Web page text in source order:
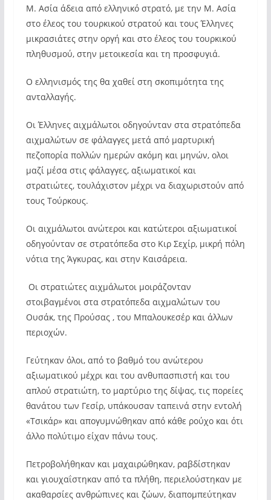
Μ. Ασία άδεια από ελληνικό στρατό, με την Μ. Ασία
στο έλεος του τουρκικού στρατού και τους Έλληνες
μικρασιάτες στην οργή και στο έλεος του τουρκικού
πληθυσμού, στην μετοικεσία και τη προσφυγιά.
Ο ελληνισμός της θα χαθεί στη σκοπιμότητα της
ανταλλαγής.
Οι Έλληνες αιχμάλωτοι οδηγούνταν στα στρατόπεδα
αιχμαλώτων σε φάλαγγες μετά από μαρτυρική
πεζοπορία πολλών ημερών ακόμη και μηνών, oλοι
μαζί μέσα στις φάλαγγες, αξιωματικοί και
στρατιώτες, τουλάχιστον μέχρι να διαχωριστούν από
τους Τούρκους.
Οι αιχμάλωτοι ανώτεροι και κατώτεροι αξιωματικοί
οδηγούνταν σε στρατόπεδα στο Κιρ Σεχίρ, μικρή πόλη
νότια της Άγκυρας, και στην Καισάρεια.
Οι στρατιώτες αιχμάλωτοι μοιράζονταν
στοιβαγμένοι στα στρατόπεδα αιχμαλώτων του
Ουσάκ, της Προύσας , του Μπαλουκεσέρ και άλλων
περιοχών.
Γεύτηκαν όλοι, από το βαθμό του ανώτερου
αξιωματικού μέχρι και του ανθυπασπιστή και του
απλού στρατιώτη, το μαρτύριο της δίψας, τις πορείες
θανάτου των Γεσίρ, υπάκουσαν ταπεινά στην εντολή
«Τσικάρ» και απογυμνώθηκαν από κάθε ρούχο και ότι
άλλο πολύτιμο είχαν πάνω τους.
Πετροβολήθηκαν και μαχαιρώθηκαν, ραβδίστηκαν
και γιουχαΐστηκαν από τα πλήθη, περιελούστηκαν με
ακαθαρσίες ανθρώπινες και ζώων, διαπομπεύτηκαν